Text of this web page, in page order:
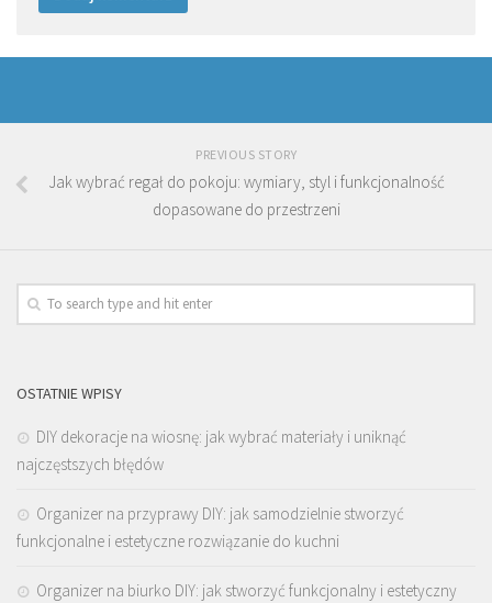
PREVIOUS STORY
Jak wybrać regał do pokoju: wymiary, styl i funkcjonalność
dopasowane do przestrzeni
OSTATNIE WPISY
DIY dekoracje na wiosnę: jak wybrać materiały i uniknąć
najczęstszych błędów
Organizer na przyprawy DIY: jak samodzielnie stworzyć
funkcjonalne i estetyczne rozwiązanie do kuchni
Organizer na biurko DIY: jak stworzyć funkcjonalny i estetyczny